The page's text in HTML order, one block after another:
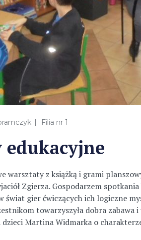
Filia nr 1
warsztaty z książką i grami
Zgierza. Gospodarzem
świat gier ćwiczących ich logiczne
towarzyszyła dobra zabawa
Martina Widmarka o